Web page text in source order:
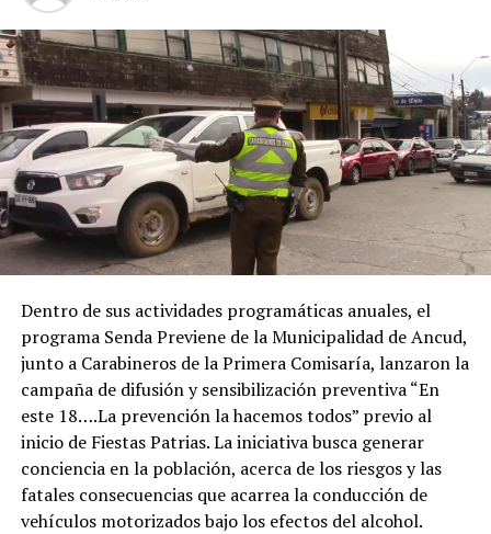
Dentro de sus actividades programáticas anuales, el
programa Senda Previene de la Municipalidad de Ancud,
junto a Carabineros de la Primera Comisaría, lanzaron la
campaña de difusión y sensibilización preventiva “En
este 18….La prevención la hacemos todos” previo al
inicio de Fiestas Patrias. La iniciativa busca generar
conciencia en la población, acerca de los riesgos y las
fatales consecuencias que acarrea la conducción de
vehículos motorizados bajo los efectos del alcohol.